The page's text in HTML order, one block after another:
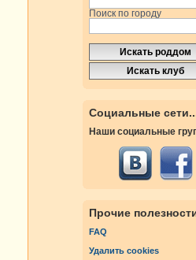
Поиск по городу
Социальные
Наши социальные
Прочие
FAQ
Удалить cookies